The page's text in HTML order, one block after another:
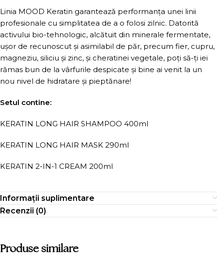
Linia MOOD Keratin garantează performanța unei linii
profesionale cu simplitatea de a o folosi zilnic. Datorită
activului bio-tehnologic, alcătuit din minerale fermentate,
ușor de recunoscut și asimilabil de păr, precum fier, cupru,
magneziu, siliciu și zinc, și cheratinei vegetale, poți să-ți iei
rămas bun de la vârfurile despicate și bine ai venit la un
nou nivel de hidratare și pieptănare!
Setul contine:
KERATIN LONG HAIR SHAMPOO 400ml
KERATIN LONG HAIR MASK 290ml
KERATIN 2-IN-1 CREAM 200ml
Informații suplimentare
Recenzii (0)
Produse similare